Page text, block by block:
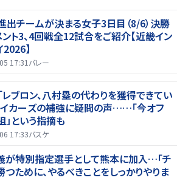
出チームが決まる女子3日目（8/6）決勝
ント3、4回戦全12試合をご紹介【近畿イン
】
17:31バレー
「レブロン、八村塁の代わりを獲得できてい
イカーズの補強に疑問の声……「今オフ
」という指摘も
17:33バスケ
が特別指定選手として熊本に加入…「チ
つために、やるべきことをしっかりやりま